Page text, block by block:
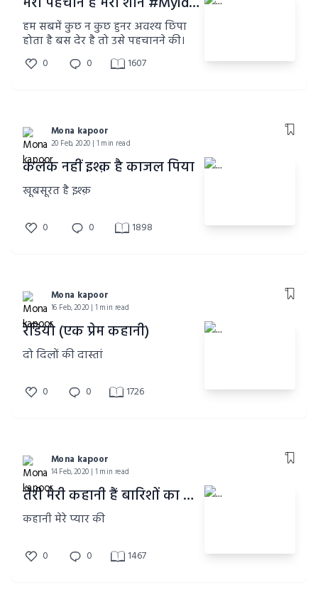
हम सबमें कुछ न कुछ हुनर अवश्य छिपा
होता है बस देर है तो उसे पहचानने की।
0 0 1607
Mona kapoor
20 Feb, 2020 | 1 min read
कलंक नहीं इश्क़ है काजल पिया
खूबसूरत है इश्क़
0 0 1898
Mona kapoor
16 Feb, 2020 | 1 min read
रेडियो (एक प्रेम कहानी)
दो दिलों की दास्तां
0 0 1726
Mona kapoor
14 Feb, 2020 | 1 min read
तेरी मेरी कहानी हैं बारिशों का पानी
कहानी मेरे प्यार की
0 0 1467